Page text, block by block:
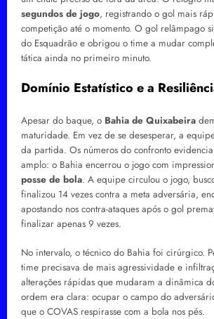
segundos de jogo, registrando o gol mais
competição até o momento. O gol relâmpago
do Esquadrão e obrigou o time a mudar
tática ainda no primeiro minuto.
Domínio Estatístico e a
Apesar do baque, o Bahia de Quixabeira
maturidade. Em vez de se desesperar, a
da partida. Os números do confronto
amplo: o Bahia encerrou o jogo com
posse de bola. A equipe circulou o jogo,
finalizou 14 vezes contra a meta adversária,
apostando nos contra-ataques após o gol
finalizar apenas 9 vezes.
No intervalo, o técnico do Bahia foi cirúrgico.
time precisava de mais agressividade e
alterações rápidas que mudaram a dinâmica
ordem era clara: ocupar o campo do
que o COVAS respirasse com a bola nos pés.